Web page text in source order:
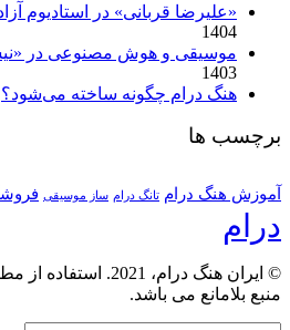
«علیرضا قربانی» در استادیوم
1404
موسیقی و هوش مصنوعی در
1403
هنگ درام چگونه ساخته می‌شود؟
برچسب ها
آموزش هنگ درام تانگ درام ساز موسیقی
درام
© ایران هنگ درام،
منبع بلامانع می باشد.